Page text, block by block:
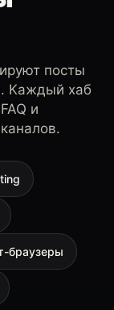
посты
Каждый хаб
и
браузеры